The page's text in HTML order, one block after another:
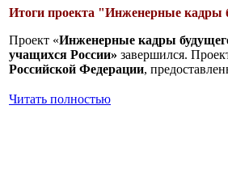
Итоги проекта "Инженерные кадры
Проект «Инженерные кадры
учащихся России» завершился.
Российской Федерации,
Читать полностью